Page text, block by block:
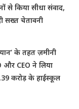
से किया सीधा संवाद,
सख्त चेतावनी
के तहत ज़मीनी
और CEO ने लिया
करोड़ के हाईस्कूल